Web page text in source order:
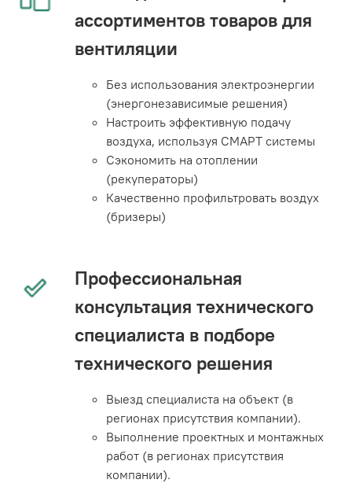
ассортиментов товаров для
вентиляции
Без использования электроэнергии
(энергонезависимые решения)
Настроить эффективную подачу
воздуха, используя СМАРТ системы
Сэкономить на отоплении
(рекуператоры)
Качественно профильтровать воздух
(бризеры)
Профессиональная
консультация технического
специалиста в подборе
технического решения
Выезд специалиста на объект (в
регионах присутствия компании).
Выполнение проектных и монтажных
работ (в регионах присутствия
компании).